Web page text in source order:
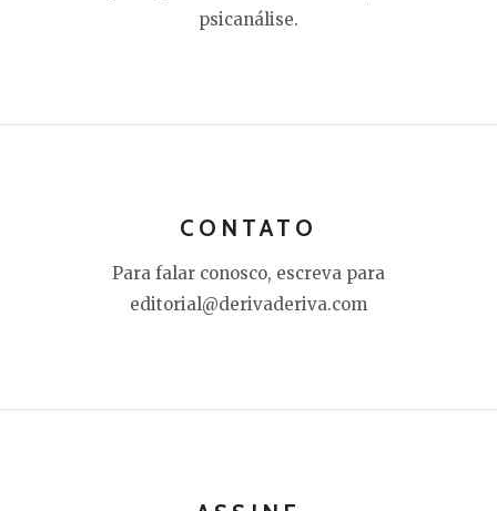
psicanálise.
CONTATO
Para falar conosco, escreva para
editorial@derivaderiva.com